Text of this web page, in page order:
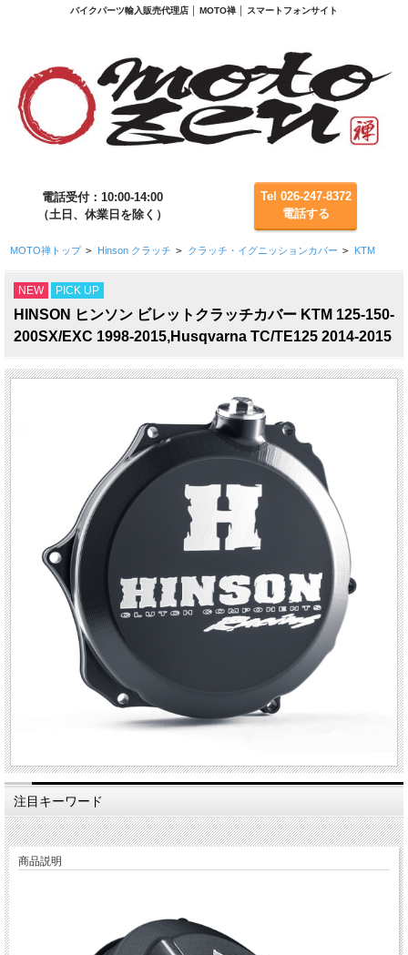
バイクパーツ輸入販売代理店 │ MOTO禅 │ スマートフォンサイト
電話受付：10:00-14:00
（土日、休業日を除く）
Tel 026-247-8372
電話する
MOTO禅トップ > Hinson クラッチ > クラッチ・イグニッションカバー > KTM
NEW PICK UP
HINSON ヒンソン ビレットクラッチカバー KTM 125-150-
200SX/EXC 1998-2015,Husqvarna TC/TE125 2014-2015
注目キーワード
商品説明